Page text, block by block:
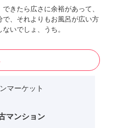
きたら広さに余裕があって、
、それよりもお風呂が広い方
いでしょ、うち。
マーケット
マンション